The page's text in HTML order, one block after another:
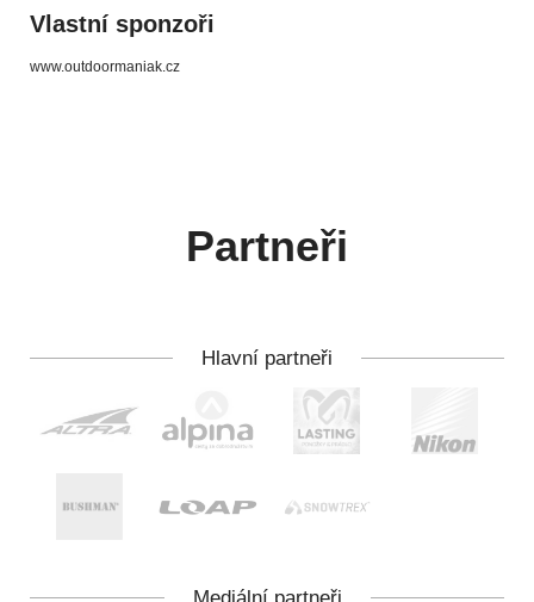
Vlastní sponzoři
www.outdoormaniak.cz
Partneři